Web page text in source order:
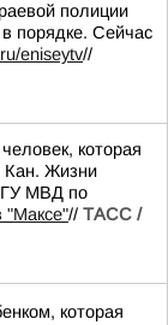
полиции
порядке. Сейчас
eniseytv//
которая
Кан. Жизни
ГУ МВД по
// ТАСС /
которая